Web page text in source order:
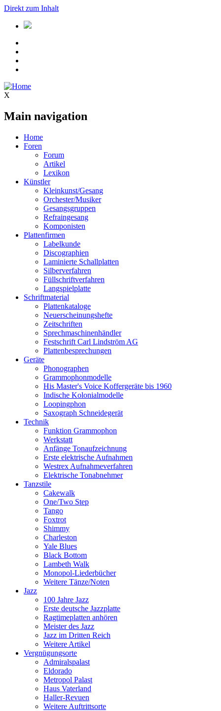
Direkt zum Inhalt
X
Main navigation
Home
Foren
Forum
Artikel
Lexikon
Künstler
Kleinkunst/Gesang
Orchester/Musiker
Gesangsgruppen
Refraingesang
Komponisten
Plattenfirmen
Labelkunde
Discographien
Laminierte Schallplatten
Silberverfahren
Füllschriftverfahren
Langspielplatte
Schriftmaterial
Plattenkataloge
Neuerscheinungshefte
Zeitschriften
Sprechmaschinenhändler
Festschrift Carl Lindström AG
Plattenbesprechungen
Geräte
Phonographen
Grammophonmodelle
His Master's Voice Koffergeräte bis 1960
Indische Kolonialmodelle
Loopingphon
Saxograph Schneidegerät
Technik
Funktion Grammophon
Werkstatt
Anfänge Tonaufzeichnung
Erste elektrische Aufnahmen
Westrex Aufnahmeverfahren
Elektrische Tonabnehmer
Tanzstile
Cakewalk
One/Two Step
Tango
Foxtrot
Shimmy
Charleston
Yale Blues
Black Bottom
Lambeth Walk
Monopol-Liederbücher
Weitere Tänze/Noten
Jazz
100 Jahre Jazz
Erste deutsche Jazzplatte
Ragtimeplatten anhören
Meister des Jazz
Jazz im Dritten Reich
Weitere Artikel
Vergnügungsorte
Admiralspalast
Eldorado
Metropol Palast
Haus Vaterland
Haller-Revuen
Weitere Auftrittsorte